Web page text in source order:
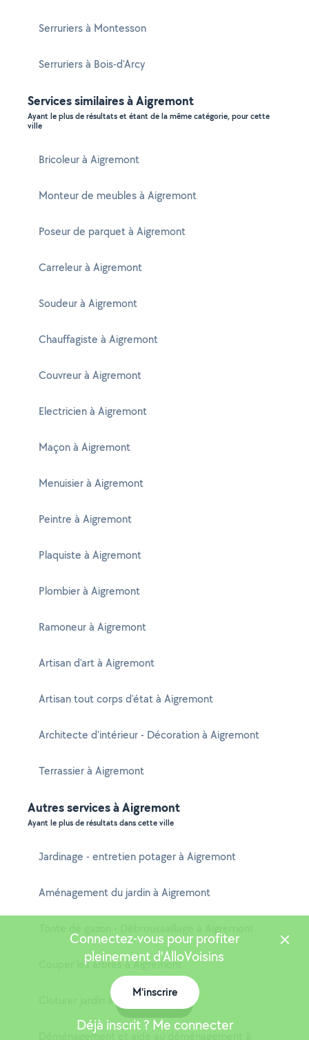
Serruriers à Montesson
Serruriers à Bois-d'Arcy
Services similaires à Aigremont
Ayant le plus de résultats et étant de la même catégorie, pour cette
ville
Bricoleur à Aigremont
Monteur de meubles à Aigremont
Poseur de parquet à Aigremont
Carreleur à Aigremont
Soudeur à Aigremont
Chauffagiste à Aigremont
Couvreur à Aigremont
Electricien à Aigremont
Maçon à Aigremont
Menuisier à Aigremont
Peintre à Aigremont
Plaquiste à Aigremont
Plombier à Aigremont
Ramoneur à Aigremont
Artisan d'art à Aigremont
Artisan tout corps d'état à Aigremont
Architecte d'intérieur - Décoration à Aigremont
Terrassier à Aigremont
Autres services à Aigremont
Ayant le plus de résultats dans cette ville
Jardinage - entretien potager à Aigremont
Aménagement du jardin à Aigremont
Couper les arbres à Aigremont
Cloturer jardin à Aigremont
Déménagement et aide au déménagement à
Connectez-vous pour profiter
pleinement d'AlloVoisins
M'inscrire
Déjà inscrit ? Me connecter